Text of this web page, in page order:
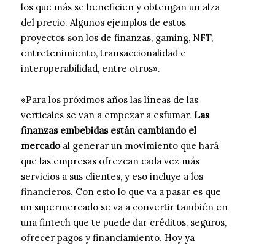
los que más se beneficien y obtengan un alza
del precio. Algunos ejemplos de estos
proyectos son los de finanzas, gaming, NFT,
entretenimiento, transaccionalidad e
interoperabilidad, entre otros».
«Para los próximos años las líneas de las
verticales se van a empezar a esfumar. Las
finanzas embebidas están cambiando el
mercadoal generar un movimiento que hará
que las empresas ofrezcan cada vez más
servicios a sus clientes, y eso incluye a los
financieros. Con esto lo que va a pasar es que
un supermercado se va a convertir también en
una fintech que te puede dar créditos, seguros,
ofrecer pagos y financiamiento. Hoy ya